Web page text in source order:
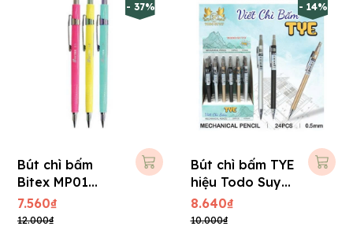
- 37%
Bút chì bấm
Bitex MP01
0,5mm
7.560₫
12.000₫
- 14%
Bút chì bấm TYE
hiệu Todo Suyo
0.5mm
8.640₫
10.000₫